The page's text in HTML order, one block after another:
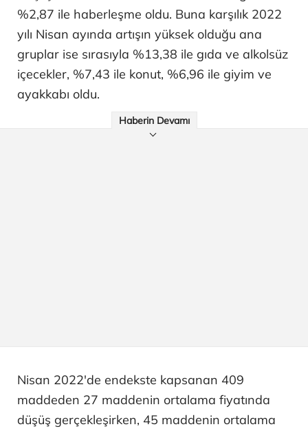
%2,87 ile haberleşme oldu. Buna karşılık 2022
yılı Nisan ayında artışın yüksek olduğu ana
gruplar ise sırasıyla %13,38 ile gıda ve alkolsüz
içecekler, %7,43 ile konut, %6,96 ile giyim ve
ayakkabı oldu.
Haberin Devamı
Nisan 2022'de endekste kapsanan 409
maddeden 27 maddenin ortalama fiyatında
düşüş gerçekleşirken, 45 maddenin ortalama